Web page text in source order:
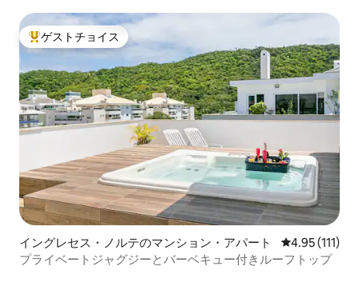
大好評のゲストチョイスです。
ゲストチョイス
イングレセス・ノルテのマンション・アパート レビュー111
4.95 (111)
プライベートジャグジーとバーベキュー付きルーフトップ